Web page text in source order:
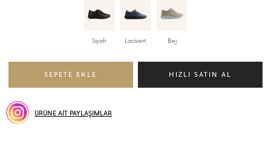
Siyah Lacivert Bej
ÜRÜNE AİT PAYLAŞIMLAR